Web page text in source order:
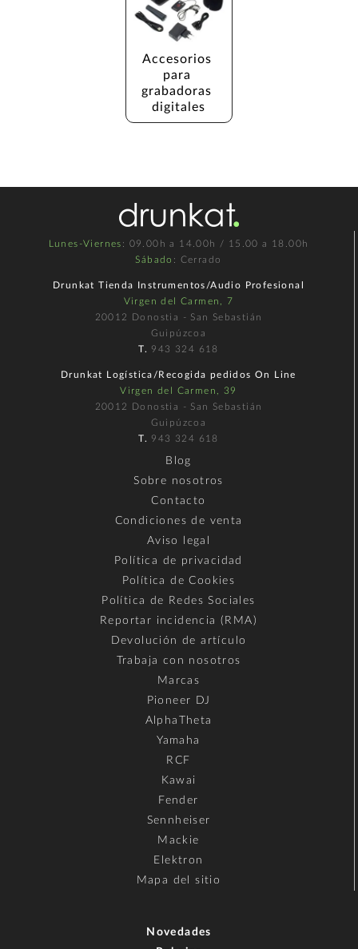
Accesorios
para
grabadoras
digitales
Lunes-Viernes : 09.00h a 14.00h / 15.00 a 18.00h
Sábado : Cerrado
Drunkat Tienda Instrumentos/Audio Profesional
Virgen del Carmen, 7
20012 Donostia - San Sebastián
Guipúzcoa
T. 943 324 618
Drunkat Logística/Recogida pedidos On Line
Virgen del Carmen, 39
20012 Donostia - San Sebastián
Guipúzcoa
T. 943 324 618
Blog
Sobre nosotros
Contacto
Condiciones de venta
Aviso legal
Política de privacidad
Política de Cookies
Política de Redes Sociales
Reportar incidencia (RMA)
Devolución de artículo
Trabaja con nosotros
Marcas
Pioneer DJ
AlphaTheta
Yamaha
RCF
Kawai
Fender
Sennheiser
Mackie
Elektron
Mapa del sitio
Novedades